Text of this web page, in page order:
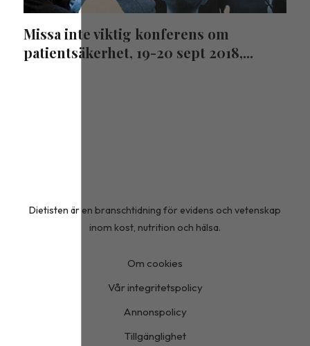
Missa inte viktig konferens om
patientsäkerhet, 19-20 sept 2018,...
Dietisten är en branschtidning för evidens och vetenskap
inom kost, nutrition och hälsa.
Om cookies
Vår integritetspolicy
Annonspolicy
Tillgänglighet